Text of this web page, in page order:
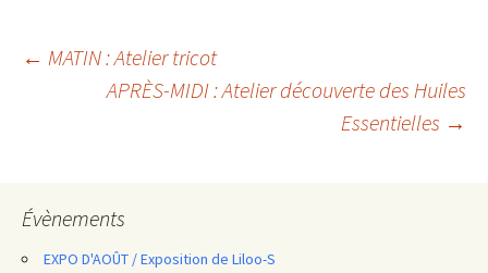
Navigation
← MATIN : Atelier tricot
APRÈS-MIDI : Atelier découverte des Huiles
Essentielles →
Évènements
EXPO D'AOÛT / Exposition de Liloo-S